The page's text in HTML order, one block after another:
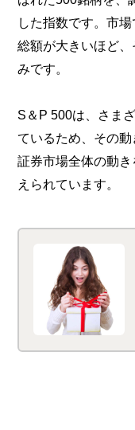
した指数です。市
総額が大きいほど
みです。
S＆P 500は、さま
ているため、その
証券市場全体の動
えられています。